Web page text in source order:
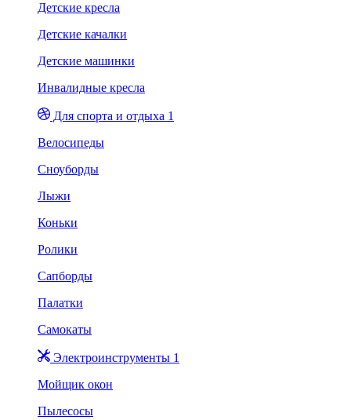
Детские кресла
Детские качалки
Детские машинки
Инвалидные кресла
Для спорта и отдыха 1
Велосипеды
Сноуборды
Лыжи
Коньки
Ролики
Сапборды
Палатки
Самокаты
Электроинструменты 1
Мойщик окон
Пылесосы